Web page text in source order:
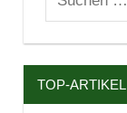
TOP-ARTIKEL